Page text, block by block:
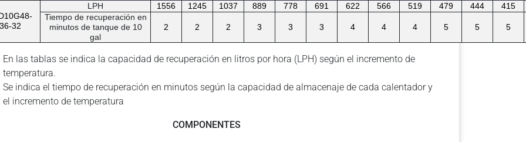
32
LPH 1556 1245 1037 889 778 691 622 566 519 479 444
415
Tiempo de recuperación en
minutos de tanque de 10
gal
2 2 2 3 3 3 4 4 4 5 5 5
En las tablas se indica la capacidad de recuperación en litros por hora (LPH) según el incremento de
temperatura.
Se indica el tiempo de recuperación en minutos según la capacidad de almacenaje de cada calentador y
el incremento de temperatura
COMPONENTES